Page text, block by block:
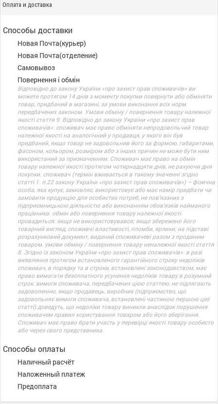
Оплата и доставка
Способы доставки
Новая Почта(курьер)
Новая Почта(отделение)
Самовывоз
Повернення і обмін
Відповідно до закону України «про захист прав споживачів» ви
можете протягом 14 днів з моменту покупки повернути або обміняти
товар, придбаний в магазині, за умови виконання всіх норм
передбачених законом. Умови обміну / повернення товару належної
якості стаття 9. Відповідно до закону України «про захист прав
споживачів»: споживач має право обміняти непродовольчий товар
належної якості на аналогічний у продавця, у якого він був
придбаний, якщо товар не задовольнив його за формою, габаритами,
фасоном, кольором, розміром або з інших причин не може бути ним
використаний за призначенням. Споживач має право на обмін
товару належної якості протягом чотирнадцяти днів, не рахуючи дня
покупки. споживач (термін вживається в такому значенні згідно
статті 1. п.22 закону України «про захист прав споживачів») – фізична
особа, яка купує, замовляє, використовує або має намір придбати чи
замовити продукцію для особистих потреб, не пов’язаних з
підприємницькою діяльністю або виконанням обов’язків найманого
працівника. обмін або повернення товару належної якості
провадиться: якщо не використовувався; якщо збережено його
товарний вигляд, споживчі властивості, пломби, ярлики; на підставі
розрахунковий документ, виданий споживачеві разом з проданим
товаром. умови обміну / повернення товару неналежної якості стаття
8. Згідно із законом України «про захист прав споживачів»: в разі
виявлення протягом встановленого гарантійного строку недоліків
споживач, в порядку та в строки, встановлені законодавством, має
право вимагати безоплатного усунення недоліків товару в розумний
строк. вимоги споживача, передбачених цією статтею, не підлягають
задоволенню, якщо продавець, виробник (підприємство, що
задовольняє вимоги споживача, встановлені частиною першою цієї
статті) доведуть, що недоліки товару виникли внаслідок порушення
споживачем правил користування товаром або його зберігання.
Споживач має право брати участь у перевірці якості товару особисто
або через свого представника.
Способы оплаты
Наличный расчёт
Наложенный платеж
Предоплата